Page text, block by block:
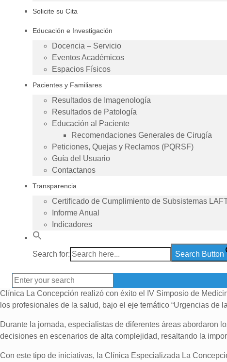
Solicite su Cita
Educación e Investigación
Docencia – Servicio
Eventos Académicos
Espacios Físicos
Pacientes y Familiares
Resultados de Imagenología
Resultados de Patología
Educación al Paciente
Recomendaciones Generales de Cirugía
Peticiones, Quejas y Reclamos (PQRSF)
Guía del Usuario
Contactanos
Transparencia
Certificado de Cumplimiento de Subsistemas
Informe Anual
Indicadores
Search for: Search Button
Clínica La Concepción realizó con éxito el IV Simposio de
los profesionales de la salud, bajo el eje temático “Urgencias de
Durante la jornada, especialistas de diferentes áreas abordaron
decisiones en escenarios de alta complejidad, resaltando la
Con este tipo de iniciativas, la Clínica Especializada La